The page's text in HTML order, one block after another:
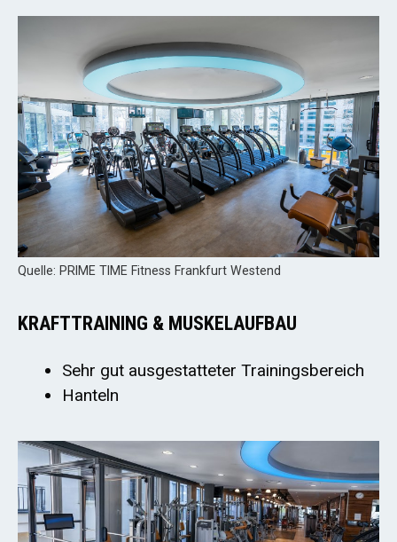
Quelle: PRIME TIME Fitness Frankfurt Westend
KRAFTTRAINING & MUSKELAUFBAU
Sehr gut ausgestatteter Trainingsbereich
Hanteln